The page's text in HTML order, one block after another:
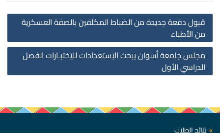
قبول دفعة جديدة من الضباط المكلفين بالصفة العسكرية
من الأطباء
مجلس جامعة أسوان يبحث الاِستعدادات للاِختبـارات الفصل
الدراسي الأول
نتائج الطلاب